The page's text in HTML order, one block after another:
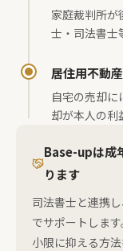
家庭裁判所が
士・司法書士
居住用不動
自宅の売却
却が本人の利
Base-upは成
ります
司法書士と連携
でサポートしま
小限に抑える方法